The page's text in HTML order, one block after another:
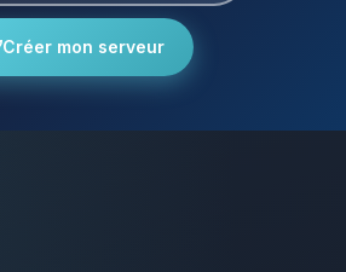
Créer mon serveur